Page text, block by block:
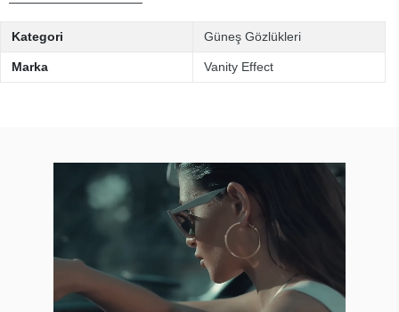
Kategori Güneş Gözlükleri
Marka Vanity Effect